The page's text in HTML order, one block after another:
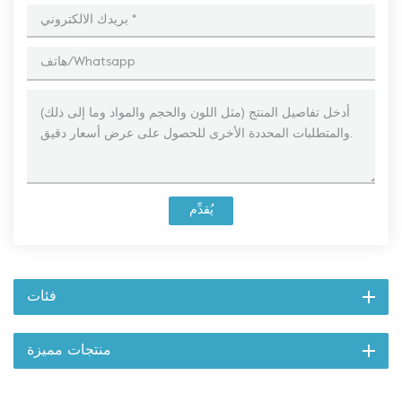
يُقدِّم
فئات
منتجات مميزة